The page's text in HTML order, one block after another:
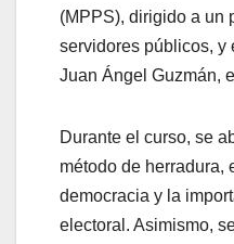
(MPPS), dirigido a un
servidores públicos, y
Juan Ángel Guzmán,
Durante el curso, se
método de herradura,
democracia y la
electoral. Asimismo,